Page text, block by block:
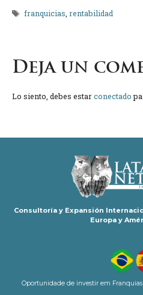
Etiquetas
franquicias ,rentabilidad
Deja un
Lo siento, debes estarconectado
Consultoría y Expansión
Europa y
Oportunidade de investir em